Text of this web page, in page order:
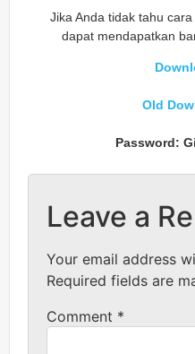
Jika Anda tidak tahu
dapat mendapatkan
Old
Password:
Leave a
Your email address
Required fields are
Comment *